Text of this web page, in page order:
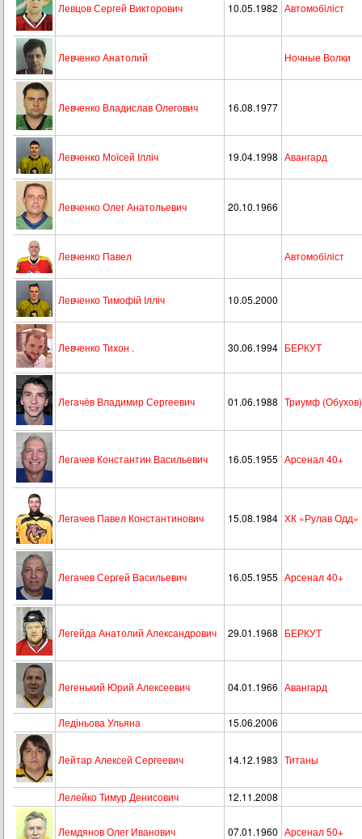
Левцов Сергей Викторович 10.05.1982 Автомобiлiст
Левченко Анатолий Ночные Волки
Левченко Владислав Олегович 16.08.1977
Левченко Моїсей Ілліч 19.04.1998 Авангард
Левченко Олег Анатольевич 20.10.1966
Левченко Павел Автомобiлiст
Левченко Тимофій Ілліч 10.05.2000
Левченко Тихон . 30.06.1994 БЕРКУТ
Легачёв Владимир Сергеевич 01.06.1988 Триумф (Обухов)
Легачев Константин Васильевич 16.05.1955 Арсенал 40+
Легачев Павел Константинович 15.08.1984 ХК «Рулав Одд»
Легачев Сергей Васильевич 16.05.1955 Арсенал 40+
Легейда Анатолий Александрович 29.01.1968 БЕРКУТ
Легенький Юрий Алексеевич 04.01.1966 Авангард
Ледіньова Ульяна 15.06.2006
Лейтар Алексей Сергеевич 14.12.1983 Титаны
Лелейко Тимур Денисович 12.11.2008
Лемдянов Олег Иванович 07.01.1960 Арсенал 50+